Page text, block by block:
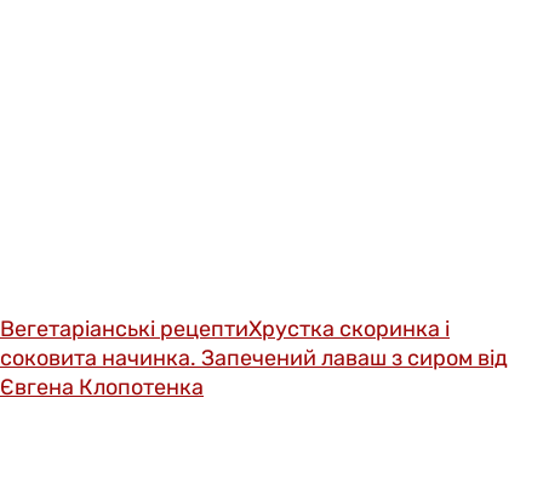
Вегетаріанські рецептиХрустка скоринка і
соковита начинка. Запечений лаваш з сиром від
Євгена Клопотенка